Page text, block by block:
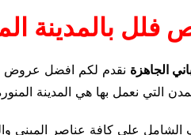
بالمدينة
الجاهزة نقدم لكم افضل عروض
التي نعمل بها هي المدينة
علي كافة عناصر المبني